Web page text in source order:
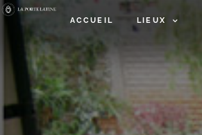
ACCUEIL LIEUX